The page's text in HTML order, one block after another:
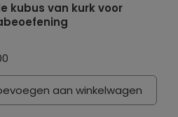
kubus van kurk voor
aan winkelwagen